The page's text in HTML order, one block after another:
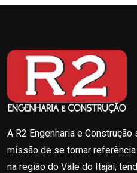
A R2 Engenharia e
missão de se tornar
na região do Vale do Itajaí,